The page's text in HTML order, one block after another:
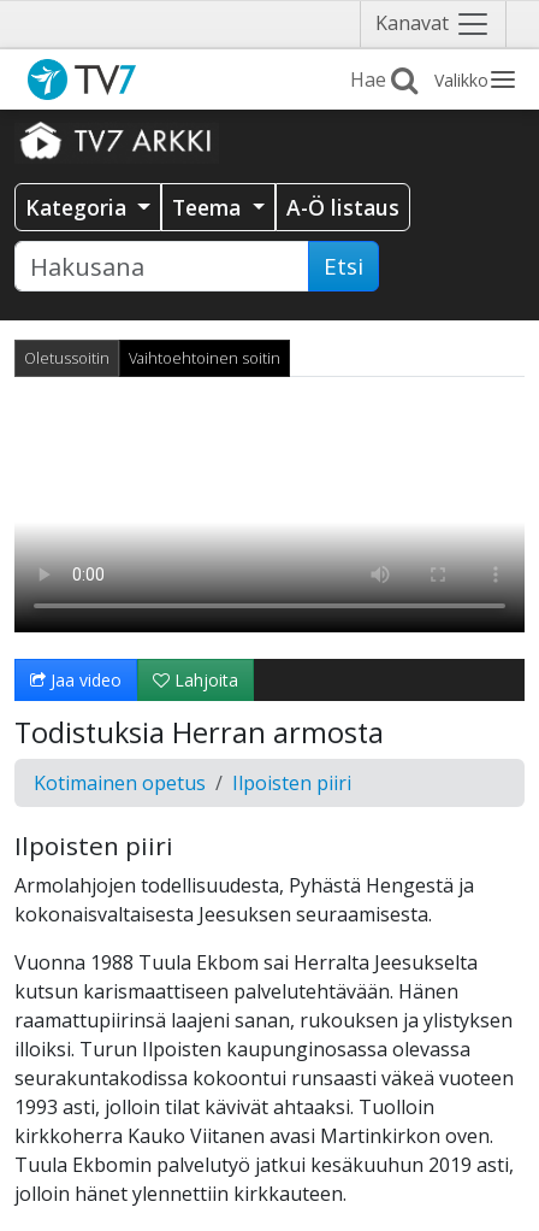
Kanavat Näytä
valikko
Valikko
Kategoria Teema A-Ö listaus
Etsi
Oletussoitin Vaihtoehtoinen soitin
Jaa video Lahjoita
Todistuksia Herran armosta
Kotimainen opetus Ilpoisten piiri
Ilpoisten piiri
Armolahjojen todellisuudesta, Pyhästä Hengestä ja
kokonaisvaltaisesta Jeesuksen seuraamisesta.
Vuonna 1988 Tuula Ekbom sai Herralta Jeesukselta
kutsun karismaattiseen palvelutehtävään. Hänen
raamattupiirinsä laajeni sanan, rukouksen ja ylistyksen
illoiksi. Turun Ilpoisten kaupunginosassa olevassa
seurakuntakodissa kokoontui runsaasti väkeä vuoteen
1993 asti, jolloin tilat kävivät ahtaaksi. Tuolloin
kirkkoherra Kauko Viitanen avasi Martinkirkon oven.
Tuula Ekbomin palvelutyö jatkui kesäkuuhun 2019 asti,
jolloin hänet ylennettiin kirkkauteen.